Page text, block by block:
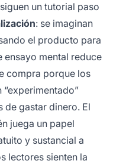
un tutorial paso
: se imaginan
el producto para
ensayo mental reduce
compra porque los
gastar dinero. El
juega un papel
y sustancial a
lectores sienten la